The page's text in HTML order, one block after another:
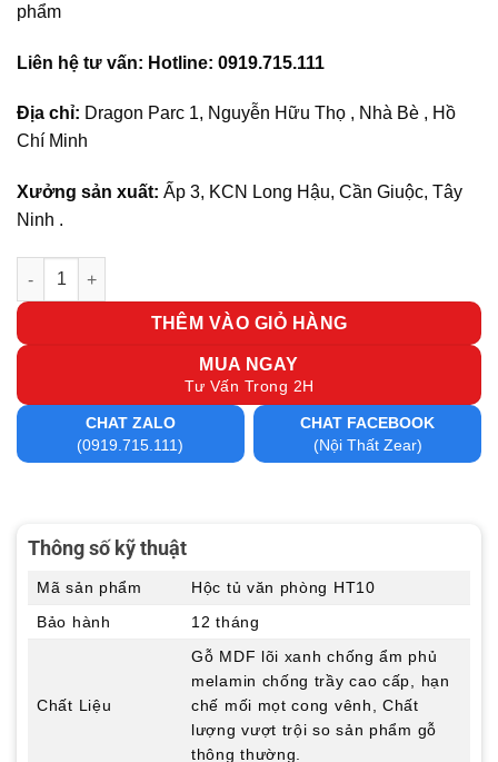
phẩm
Liên hệ tư vấn: Hotline: 0919.715.111
Địa chỉ: Dragon Parc 1, Nguyễn Hữu Thọ , Nhà Bè , Hồ
Chí Minh
Xưởng sản xuất: Ấp 3, KCN Long Hậu, Cần Giuộc, Tây
Ninh .
Hộc tủ văn phòng HT10 số lượng
THÊM VÀO GIỎ HÀNG
MUA NGAY
Tư Vấn Trong 2H
CHAT ZALO
(0919.715.111)
CHAT FACEBOOK
(Nội Thất Zear)
Thông số kỹ thuật
Mã sản phẩm
Hộc tủ văn phòng HT10
Bảo hành
12 tháng
Chất Liệu
Gỗ MDF lõi xanh chống ẩm phủ
melamin chống trầy cao cấp, hạn
chế mối mọt cong vênh, Chất
lượng vượt trội so sản phẩm gỗ
thông thường.